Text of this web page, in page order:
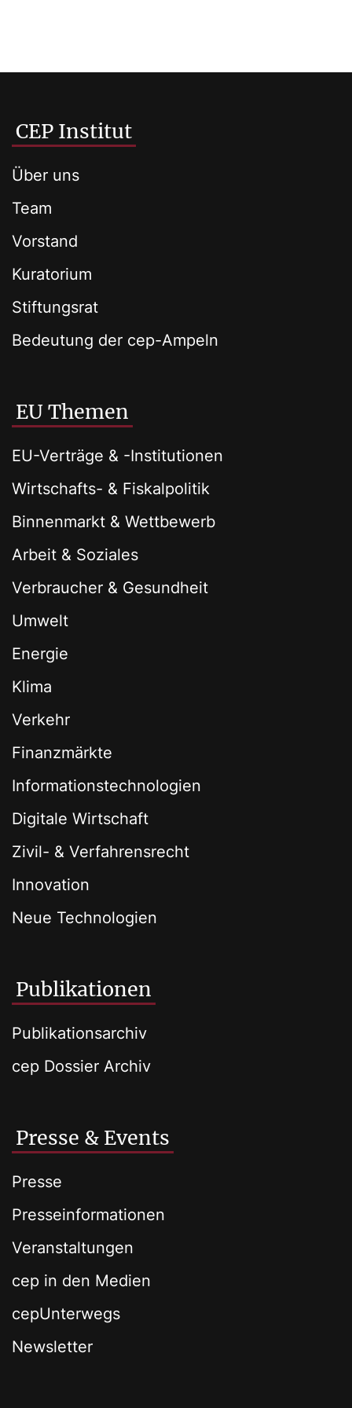
CEP Institut
Über uns
Team
Vorstand
Kuratorium
Stiftungsrat
Bedeutung der cep-Ampeln
EU Themen
EU-Verträge & -Institutionen
Wirtschafts- & Fiskalpolitik
Binnenmarkt & Wettbewerb
Arbeit & Soziales
Verbraucher & Gesundheit
Umwelt
Energie
Klima
Verkehr
Finanzmärkte
Informationstechnologien
Digitale Wirtschaft
Zivil- & Verfahrensrecht
Innovation
Neue Technologien
Publikationen
Publikationsarchiv
cep Dossier Archiv
Presse & Events
Presse
Presseinformationen
Veranstaltungen
cep in den Medien
cepUnterwegs
Newsletter